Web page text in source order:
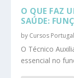
O QUE FAZ
SAÚDE:
by Cursos Portugal
O Técnico
essencial no